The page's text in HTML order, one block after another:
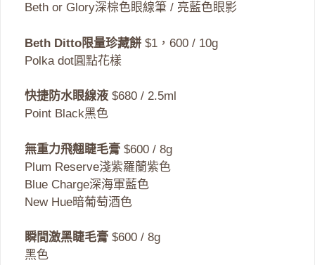
Beth or Glory深棕色眼線筆 / 亮藍色眼影
Beth Ditto限量珍藏餅 $1，600 / 10g
Polka dot圓點花樣
快捷防水眼線液 $680 / 2.5ml
Point Black黑色
無重力飛翹睫毛膏 $600 / 8g
Plum Reserve淺紫羅蘭紫色
Blue Charge深海軍藍色
New Hue暗葡萄酒色
瞬間激黑睫毛膏 $600 / 8g
黑色